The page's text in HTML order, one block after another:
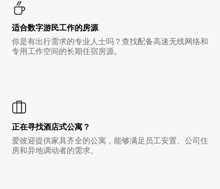
适合数字游民工作的房源
你是有出行需求的专业人士吗？查找配备高速无线网络和
专用工作空间的长期住宿房源。
正在寻找酒店式公寓？
爱彼迎提供家具齐全的公寓，能够满足员工安置、公司住
房和异地调动者的需求。